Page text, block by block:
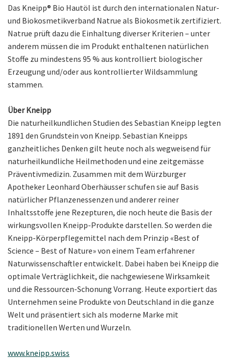
Das Kneipp® Bio Hautöl ist durch den internationalen Natur-
und Biokosmetikverband Natrue als Biokosmetik zertifiziert.
Natrue prüft dazu die Einhaltung diverser Kriterien – unter
anderem müssen die im Produkt enthaltenen natürlichen
Stoffe zu mindestens 95 % aus kontrolliert biologischer
Erzeugung und/oder aus kontrollierter Wildsammlung
stammen.
Über Kneipp
Die naturheilkundlichen Studien des Sebastian Kneipp legten
1891 den Grundstein von Kneipp. Sebastian Kneipps
ganzheitliches Denken gilt heute noch als wegweisend für
naturheilkundliche Heilmethoden und eine zeitgemässe
Präventivmedizin. Zusammen mit dem Würzburger
Apotheker Leonhard Oberhäusser schufen sie auf Basis
natürlicher Pflanzenessenzen und anderer reiner
Inhaltsstoffe jene Rezepturen, die noch heute die Basis der
wirkungsvollen Kneipp-Produkte darstellen. So werden die
Kneipp-Körperpflegemittel nach dem Prinzip «Best of
Science – Best of Nature» von einem Team erfahrener
Naturwissenschaftler entwickelt. Dabei haben bei Kneipp die
optimale Verträglichkeit, die nachgewiesene Wirksamkeit
und die Ressourcen-Schonung Vorrang. Heute exportiert das
Unternehmen seine Produkte von Deutschland in die ganze
Welt und präsentiert sich als moderne Marke mit
traditionellen Werten und Wurzeln.
www.kneipp.swiss